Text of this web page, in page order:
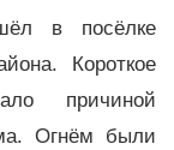
в посёлке
Короткое
причиной
Огнём были